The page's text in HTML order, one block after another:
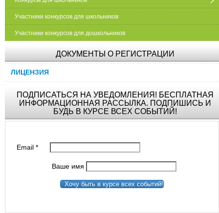
Участники конкурсов для школьников
Участники конкурсов для дошкольников
ДОКУМЕНТЫ О РЕГИСТРАЦИИ
ЛИЦЕНЗИЯ
ПОДПИСАТЬСЯ НА УВЕДОМЛЕНИЯ! БЕСПЛАТНАЯ
ИНФОРМАЦИОННАЯ РАССЫЛКА. ПОДПИШИСЬ И
БУДЬ В КУРСЕ ВСЕХ СОБЫТИЙ!
Email*
Ваше имя
Хочу быть в курсе всех событий!